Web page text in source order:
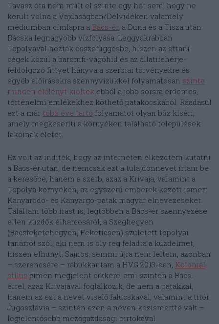
Tavasz óta nem múlt el szinte egy hét sem, hogy ne
került volna a Vajdaságban/Délvidéken valamely
médiumban címlapra a Bács-ér, a Duna és a Tisza után
Bácska legnagyobb vízfolyása. Leggyakrabban
Topolyával hozták összefüggésbe, hiszen az ottani
cégek közül a baromfi-vágóhíd és az állatifehérje-
feldolgozó fittyet hányva a szerbiai törvényekre és
egyéb előírásokra szennyvizükkel folyamatosan szinte
minden élőlényt kiöltek ebből a jobb sorsra érdemes,
történelmi emlékekhez köthető patakocskából. Ráadásul
ezt a már több éve tartó folyamatot olyan bűz kíséri,
amely megkeseríti a környéken található települések
lakóinak életét.
Ez volt az indíték, hogy az interneten elkezdtem kutatni
a Bács-ér után, de nemcsak ezt a tulajdonnevet írtam be
a keresőbe, hanem a szerb, azaz a Krivaja, valamint a
Topolya környékén, az egyszerű emberek között ismert
Kanyarodó- és Kanyargó-patak magyar elnevezéseket.
Találtam több írást is, legtöbben a Bács-ér szennyezése
ellen küzdők élharcosáról, a Szeghegyen
(Bácsfeketehegyen, Feketicsen) született topolyai
tanárról szól, aki nem is oly rég feladta a küzdelmet,
hiszen elhunyt. Sajnos, semmi újra nem leltem, azonban
– szerencsére – rábukkantam a HVG 2013-ban, Koloniál
stílus címen megjelent cikkére, ami szintén a Bács-
érrel, azaz Krivajával foglalkozik, de nem a patakkal,
hanem az ezt a nevet viselő falucskával, valamint a titói
Jugoszlávia – szintén ezen a néven közismertté vált –
legjelentősebb mezőgazdasági birtokával.